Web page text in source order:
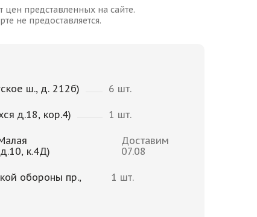
представленных на сайте.
не предоставляется.
ш., д. 212б) 6 шт.
д.18, кор.4) 1 шт.
к.4Д)
Доставим
07.08
обороны пр.,
1 шт.